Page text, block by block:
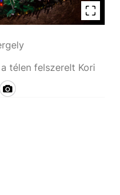
télen felszerelt Kori